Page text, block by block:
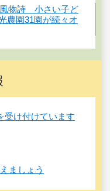
風物詩 小さい子ど
農園31園が続々オ
受け付けています
ましょう